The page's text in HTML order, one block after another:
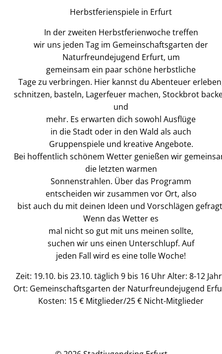
Herbstferienspiele in Erfurt
In der zweiten Herbstferienwoche treffen
wir uns jeden Tag im Gemeinschaftsgarten der
Naturfreundejugend Erfurt, um
gemeinsam ein paar schöne herbstliche
Tage zu verbringen. Hier kannst du Abenteuer
schnitzen, basteln, Lagerfeuer machen, Stockbrot
und
mehr. Es erwarten dich sowohl Ausflüge
in die Stadt oder in den Wald als auch
Gruppenspiele und kreative Angebote.
Bei hoffentlich schönem Wetter genießen wir
die letzten warmen
Sonnenstrahlen. Über das Programm
entscheiden wir zusammen vor Ort, also
bist auch du mit deinen Ideen und Vorschlägen
Wenn das Wetter es
mal nicht so gut mit uns meinen sollte,
suchen wir uns einen Unterschlupf. Auf
jeden Fall wird es eine tolle Woche!
Zeit: 19.10. bis 23.10. täglich 9 bis 16 Uhr Alter: 8-12
Ort: Gemeinschaftsgarten der Naturfreundejugend
Kosten: 15 € Mitglieder/25 € Nicht-Mitglieder